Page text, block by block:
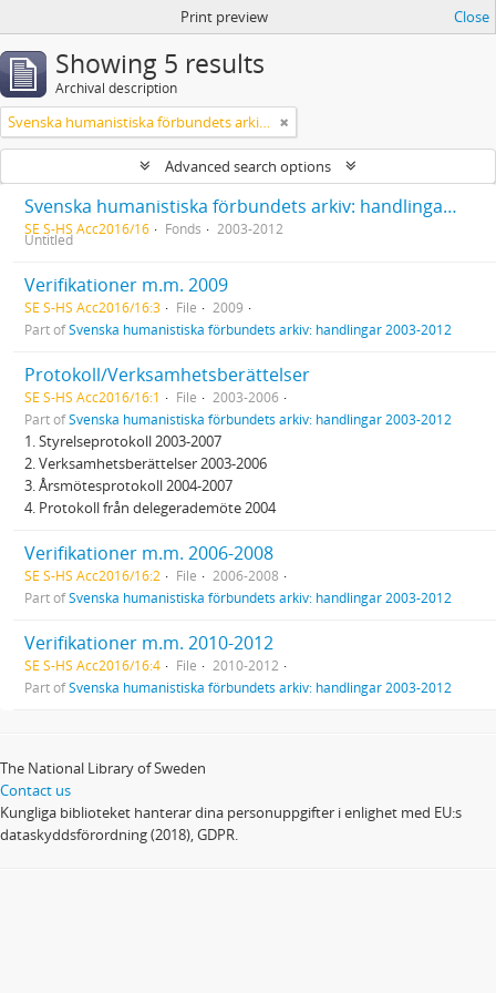
Print preview Close
Showing 5 results
Archival description
Svenska humanistiska förbundets arkiv: handlingar 2003-2012
Advanced search options
Svenska humanistiska förbundets arkiv: handlingar 2003-2012
SE S-HS Acc2016/16 Fonds 2003-2012
Untitled
Verifikationer m.m. 2009
SE S-HS Acc2016/16:3 File
2009
Part ofSvenska humanistiska förbundets arkiv: handlingar 2003-2012
Protokoll/Verksamhetsberättelser
SE S-HS Acc2016/16:1 File
2003-2006
Part ofSvenska humanistiska förbundets arkiv: handlingar 2003-2012
1. Styrelseprotokoll 2003-2007
2. Verksamhetsberättelser 2003-2006
3. Årsmötesprotokoll 2004-2007
4. Protokoll från delegerademöte 2004
Verifikationer m.m. 2006-2008
SE S-HS Acc2016/16:2 File
2006-2008
Part ofSvenska humanistiska förbundets arkiv: handlingar 2003-2012
Verifikationer m.m. 2010-2012
SE S-HS Acc2016/16:4 File
2010-2012
Part ofSvenska humanistiska förbundets arkiv: handlingar 2003-2012
The National Library of Sweden
Contact us
Kungliga biblioteket hanterar dina personuppgifter i enlighet med EU:s
dataskyddsförordning (2018), GDPR.